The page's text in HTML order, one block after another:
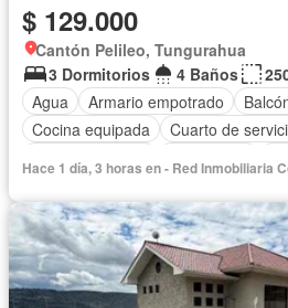
$ 129.000
Cantón Pelileo, Tungurahua
3 Dormitorios
4 Baños
Agua
Armario empotrado
Cocina equipada
Cuarto de
Hace 1 día, 3 horas en - Red Inmobiliaria